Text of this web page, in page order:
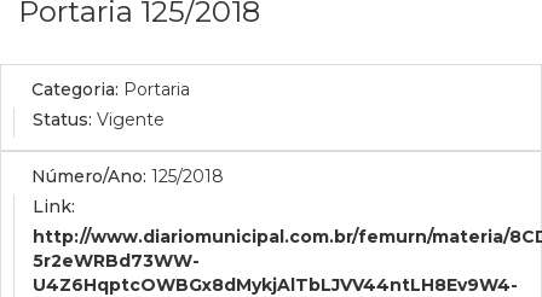
Portaria 125/2018
Categoria: Portaria
Status: Vigente
Número/Ano: 125/2018
Link:
http://www.diariomunicipal.com.br/femurn/materia/
5r2eWRBd73WW-
U4Z6HqptcOWBGx8dMykjAlTbLJVV44ntLH8Ev9W4-